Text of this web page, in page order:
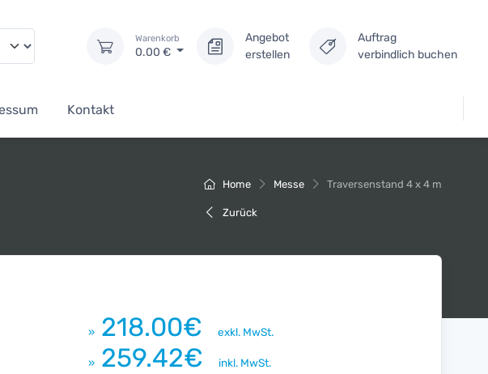
Warenkorb
0.00 €
Angebot
erstellen
Auftrag
verbindlich buchen
Kontakt
Home Messe Traversenstand 4 x 4 m
Zurück
» 218.00€ exkl. MwSt.
» 259.42€ inkl. MwSt.